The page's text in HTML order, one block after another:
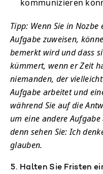
kommunizieren
Tipp: Wenn Sie in
Aufgabe zuweisen,
bemerkt wird und dass
kümmert, wenn er Zeit
niemanden, der
Aufgabe arbeitet und
während Sie auf die
um eine andere
denn sehen Sie: Ich
glauben.
5. Halten Sie Fristen